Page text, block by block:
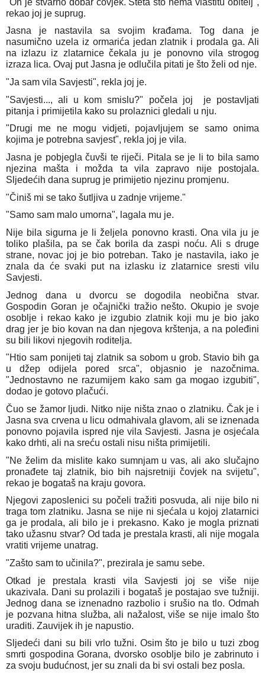
rekao joj je suprug.
Jasna je nastavila sa svojim krađama. Tog dana je
nasumično uzela iz ormarića jedan zlatnik i prodala ga. Ali
na izlazu iz zlatarnice čekala ju je ponovno vila strogog
izraza lica. Ovaj put Jasna je odlučila pitati je što želi od nje.
"Ja sam vila Savjesti", rekla joj je.
"Savjesti..., ali u kom smislu?" počela joj je postavljati
pitanja i primijetila kako su prolaznici gledali u nju.
"Drugi me ne mogu vidjeti, pojavljujem se samo onima
kojima je potrebna savjest", rekla joj je vila.
Jasna je pobjegla čuvši te riječi. Pitala se je li to bila samo
njezina mašta i možda ta vila zapravo nije postojala.
Sljedećih dana suprug je primijetio njezinu promjenu.
"Činiš mi se tako šutljiva u zadnje vrijeme."
"Samo sam malo umorna", lagala mu je.
Nije bila sigurna je li željela ponovno krasti. Ona vila ju je
toliko plašila, pa se čak borila da zaspi noću. Ali s druge
strane, novac joj je bio potreban. Tako je nastavila, iako je
znala da će svaki put na izlasku iz zlatarnice sresti vilu
Savjesti.
Jednog dana u dvorcu se dogodila neobična stvar.
Gospodin Goran je očajnički tražio nešto. Okupio je svoje
osoblje i rekao kako je izgubio zlatnik koji mu je bio jako
drag jer je bio kovan na dan njegova krštenja, a na poleđini
su bili likovi njegovih roditelja.
"Htio sam ponijeti taj zlatnik sa sobom u grob. Stavio bih ga
u džep odijela pored srca", objasnio je nazočnima.
"Jednostavno ne razumijem kako sam ga mogao izgubiti",
dodao je gotovo plačući.
Čuo se žamor ljudi. Nitko nije ništa znao o zlatniku. Čak je i
Jasna sva crvena u licu odmahivala glavom, ali se iznenada
ponovno pojavila ispred nje vila Savjesti. Jasna je osjećala
kako drhti, ali na sreću ostali nisu ništa primijetili.
"Ne želim da mislite kako sumnjam u vas, ali ako slučajno
pronađete taj zlatnik, bio bih najsretniji čovjek na svijetu",
rekao je bogataš na kraju govora.
Njegovi zaposlenici su počeli tražiti posvuda, ali nije bilo ni
traga tom zlatniku. Jasna se nije ni sjećala u kojoj zlatarnici
ga je prodala, ali bilo je i prekasno. Kako je mogla priznati
tako užasnu stvar? Od tada je prestala krasti, ali nije mogala
vratiti vrijeme unatrag.
"Zašto sam to učinila?", prezirala je samu sebe.
Otkad je prestala krasti vila Savjesti joj se više nije
ukazivala. Dani su prolazili i bogataš je postajao sve tužniji.
Jednog dana se iznenadno razbolio i srušio na tlo. Odmah
je pozvana hitna služba, ali nažalost, više se nije imalo što
uraditi. Zauvijek ih je napustio.
Sljedeći dani su bili vrlo tužni. Osim što je bilo u tuzi zbog
smrti gospodina Gorana, dvorsko osoblje bilo je zabrinuto i
za svoju budućnost, jer su znali da bi svi ostali bez posla.